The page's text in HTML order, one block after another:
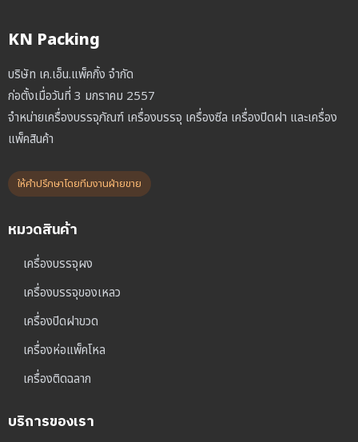
KN Packing
บริษัท เค.เอ็น.แพ็คกิ้ง จำกัด
ก่อตั้งเมื่อวันที่ 3 มกราคม 2557
จำหน่ายเครื่องบรรจุภัณฑ์ เครื่องบรรจุ เครื่องซีล เครื่องปิดฝา และเครื่อง
แพ็คสินค้า
ให้คำปรึกษาโดยทีมงานฝ่ายขาย
หมวดสินค้า
เครื่องบรรจุผง
เครื่องบรรจุของเหลว
เครื่องปิดฝาขวด
เครื่องห่อแพ็คโหล
เครื่องติดฉลาก
บริการของเรา